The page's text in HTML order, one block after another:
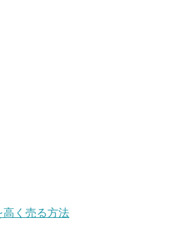
高く売る方法